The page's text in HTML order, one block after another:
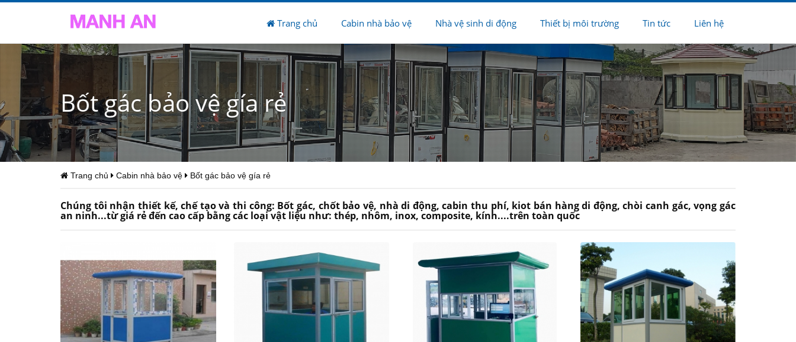
Trang chủ Cabin nhà bảo vệ Nhà vệ sinh di động Thiết bị môi trường Tin tức Liên hệ
Bốt gác bảo vệ gía rẻ
Trang chủ Cabin nhà bảo vệ Bốt gác bảo vệ gía rẻ
Chúng tôi nhận thiết kế, chế tạo và thi công: Bốt gác, chốt bảo vệ, nhà di động, cabin thu phí, kiot bán hàng di động, chòi canh gác, vọng gác
an ninh...từ giá rẻ đến cao cấp bằng các loại vật liệu như: thép, nhôm, inox, composite, kính....trên toàn quốc